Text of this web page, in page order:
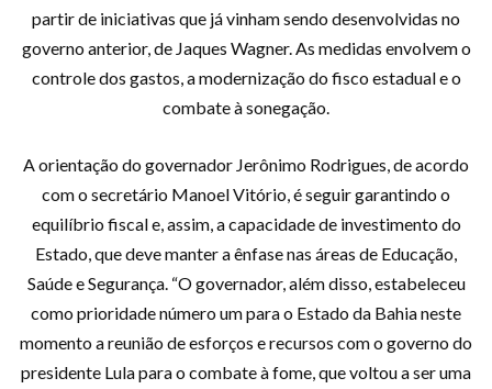
partir de iniciativas que já vinham sendo desenvolvidas no
governo anterior, de Jaques Wagner. As medidas envolvem o
controle dos gastos, a modernização do fisco estadual e o
combate à sonegação.
A orientação do governador Jerônimo Rodrigues, de acordo
com o secretário Manoel Vitório, é seguir garantindo o
equilíbrio fiscal e, assim, a capacidade de investimento do
Estado, que deve manter a ênfase nas áreas de Educação,
Saúde e Segurança. “O governador, além disso, estabeleceu
como prioridade número um para o Estado da Bahia neste
momento a reunião de esforços e recursos com o governo do
presidente Lula para o combate à fome, que voltou a ser uma